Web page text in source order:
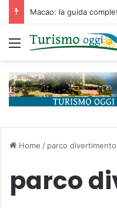
Menu
Home / parco divertimento
parco